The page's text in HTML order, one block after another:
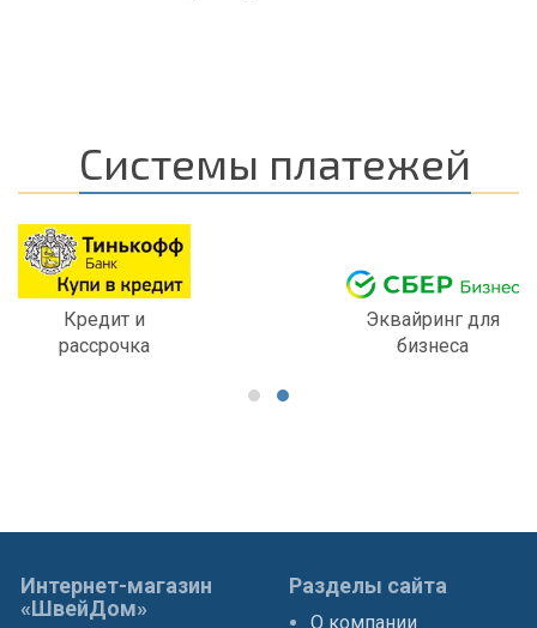
Системы платежей
Кредит и
рассрочка
Эквайринг для
бизнеса
Интернет-магазин
«ШвейДом»
Разделы сайта
О компании